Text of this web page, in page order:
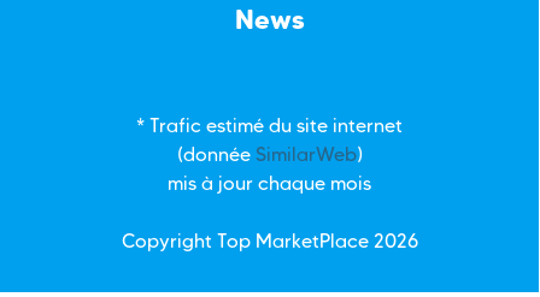
News
* Trafic estimé du site internet
(donnée SimilarWeb)
mis à jour chaque mois
Copyright Top MarketPlace2026